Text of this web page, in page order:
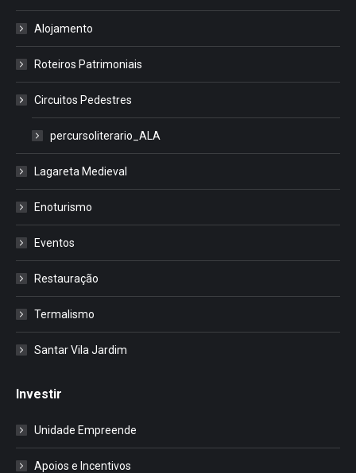
Alojamento
Roteiros Patrimoniais
Circuitos Pedestres
percursoliterario_ALA
Lagareta Medieval
Enoturismo
Eventos
Restauração
Termalismo
Santar Vila Jardim
Investir
Unidade Empreende
Apoios e Incentivos